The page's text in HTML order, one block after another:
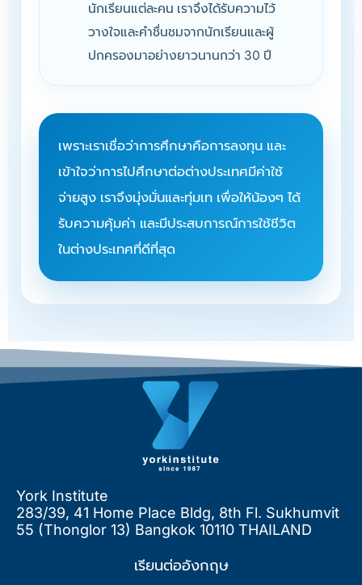
นักเรียนแต่ละคน เราจึงได้รับความไว้
วางใจและคำชื่นชมจากนักเรียนและผู้
ปกครองมาอย่างยาวนานกว่า 30 ปี
เพราะเราเชื่อว่าการศึกษาคือการลงทุน และ
เข้าใจว่าการไปศึกษาต่อต่างประเทศมีค่าใช้
จ่ายสูง เราจึงมุ่งมั่นและทุ่มเท เพื่อให้น้องๆ ได้
รับความคุ้มค่า และมีประสบการณ์การใช้ชีวิต
ในต่างประเทศที่ดีที่สุด
York Institute
283/39, 41 Home Place Bldg, 8th Fl. Sukhumvit
55 (Thonglor 13) Bangkok 10110 THAILAND
เรียนต่ออังกฤษ